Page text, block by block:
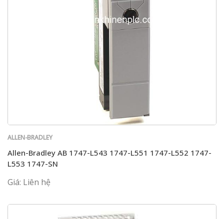
ALLEN-BRADLEY
Allen-Bradley AB 1747-L543 1747-L551 1747-L552 1747-
L553 1747-SN
Giá: Liên hệ